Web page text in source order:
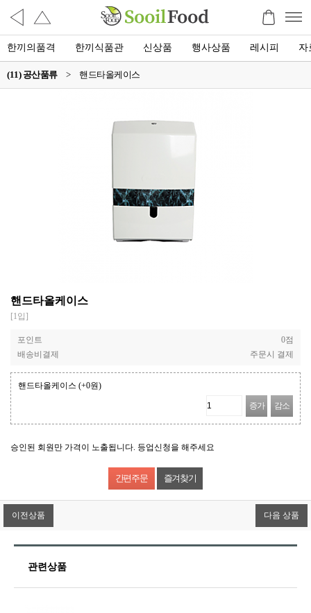
한끼의품격 한끼식품관 신상품 행사상품 레시피 자
(11) 공산품류 > 핸드타올케이스
핸드타올케이스
[1입]
포인트
0점
배송비결제
주문시 결제
핸드타올케이스 (+0원)
증가 감소
승인된 회원만 가격이 노출됩니다. 등업신청을 해주세요
즐겨찾기
이전상품 다음 상품
관련상품